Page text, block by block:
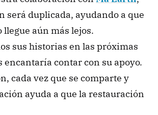
será duplicada, ayudando a que
llegue aún más lejos.
sus historias en las próximas
encantaría contar con su apoyo.
cada vez que se comparte y
ayuda a que la restauración